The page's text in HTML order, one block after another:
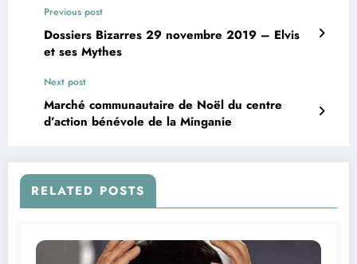
Previous post
Dossiers Bizarres 29 novembre 2019 – Elvis
et ses Mythes
Next post
Marché communautaire de Noël du centre
d’action bénévole de la Minganie
RELATED POSTS